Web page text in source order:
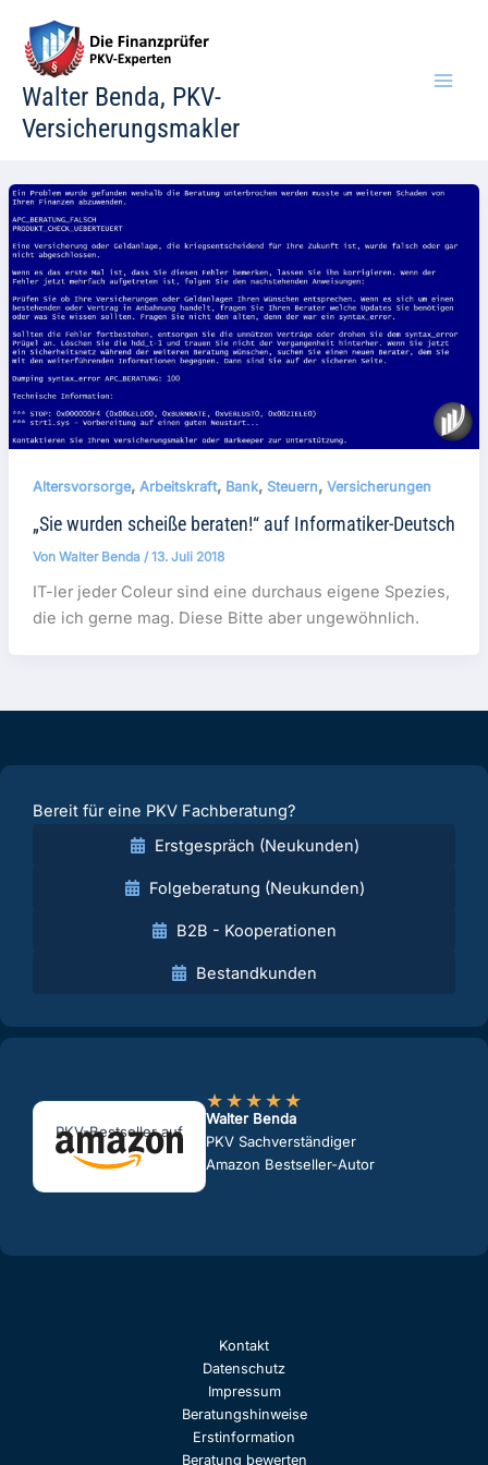
Inhalt
springen
Walter Benda, PKV-
Versicherungsmakler
Altersvorsorge, Arbeitskraft, Bank, Steuern, Versicherungen
„Sie wurden scheiße beraten!“ auf Informatiker-Deutsch
Von Walter Benda /13. Juli 2018
IT-ler jeder Coleur sind eine durchaus eigene Spezies,
die ich gerne mag. Diese Bitte aber ungewöhnlich.
Bereit für eine PKV Fachberatung?
Erstgespräch (Neukunden)
Folgeberatung (Neukunden)
B2B - Kooperationen
Bestandkunden
PKV-Bestseller auf
★★★★★
Walter Benda
PKV Sachverständiger
Amazon Bestseller-Autor
Kontakt
Datenschutz
Impressum
Beratungshinweise
Erstinformation
Beratung bewerten